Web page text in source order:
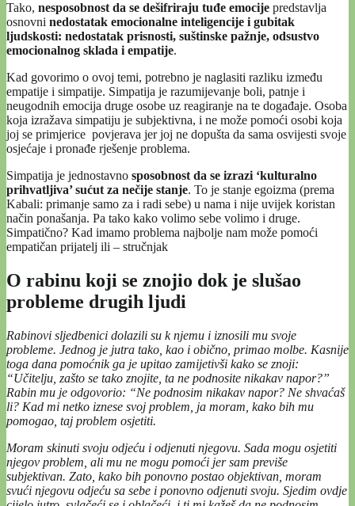
Tako, nesposobnost da se dešifriraju tuđe emocije predstavlja
osnovni nedostatak emocionalne inteligencije i gubitak
ljudskosti: nedostatak prisnosti, suštinske pažnje, odsustvo
emocionalnog sklada i empatije.
Kad govorimo o ovoj temi, potrebno je naglasiti razliku između
empatije i simpatije. Simpatija je razumijevanje boli, patnje i
neugodnih emocija druge osobe uz reagiranje na te događaje. Osoba
koja izražava simpatiju je subjektivna, i ne može pomoći osobi koja
joj se primjerice povjerava jer joj ne dopušta da sama osvijesti svoje
osjećaje i pronađe rješenje problema.
Simpatija je jednostavno sposobnost da se izrazi ‘kulturalno
prihvatljiva’ sućut za nečije stanje. To je stanje egoizma (prema
Kabali: primanje samo za i radi sebe) u nama i nije uvijek koristan
način ponašanja. Pa tako kako volimo sebe volimo i druge.
Simpatično? Kad imamo problema najbolje nam može pomoći
empatičan prijatelj ili – stručnjak
O rabinu koji se znojio dok je slušao
probleme drugih ljudi
Rabinovi sljedbenici dolazili su k njemu i iznosili mu svoje
probleme. Jednog je jutra tako, kao i obično, primao molbe. Kasnije
toga dana pomoćnik ga je upitao zamijetivši kako se znoji:
“Učitelju, zašto se tako znojite, ta ne podnosite nikakav napor?”
Rabin mu je odgovorio: “Ne podnosim nikakav napor? Ne shvaćaš
li? Kad mi netko iznese svoj problem, ja moram, kako bih mu
pomogao, taj problem osjetiti.
Moram skinuti svoju odjeću i odjenuti njegovu. Sada mogu osjetiti
njegov problem, ali mu ne mogu pomoći jer sam previše
subjektivan. Zato, kako bih ponovno postao objektivan, moram
svući njegovu odjeću sa sebe i ponovno odjenuti svoju. Sjedim ovdje